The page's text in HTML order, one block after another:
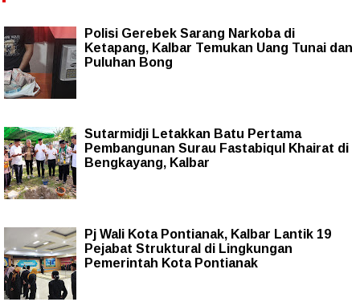
Polisi Gerebek Sarang Narkoba di
Ketapang, Kalbar Temukan Uang Tunai dan
Puluhan Bong
Sutarmidji Letakkan Batu Pertama
Pembangunan Surau Fastabiqul Khairat di
Bengkayang, Kalbar
Pj Wali Kota Pontianak, Kalbar Lantik 19
Pejabat Struktural di Lingkungan
Pemerintah Kota Pontianak